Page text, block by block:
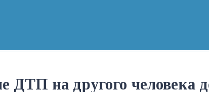
ДТП на другого человека